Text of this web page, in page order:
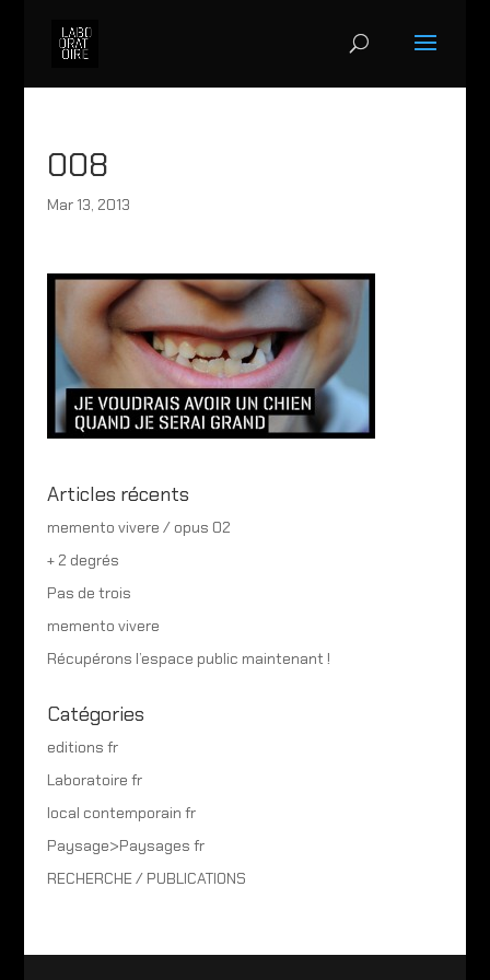
008
Mar 13, 2013
Articles récents
memento vivere / opus 02
+ 2 degrés
Pas de trois
memento vivere
Récupérons l’espace public maintenant !
Catégories
editions fr
Laboratoire fr
local contemporain fr
Paysage>Paysages fr
RECHERCHE / PUBLICATIONS